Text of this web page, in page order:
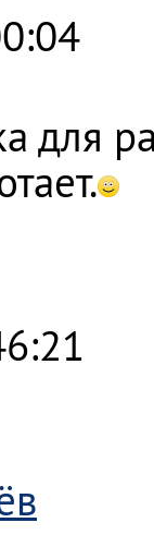
для